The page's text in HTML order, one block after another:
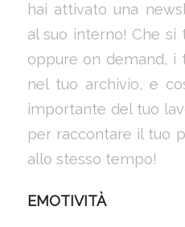
hai attivato una
al suo interno! Che
oppure on demand, i
nel tuo archivio, e
importante del tuo
per raccontare il tuo
allo stesso tempo!
EMOTIVITÀ